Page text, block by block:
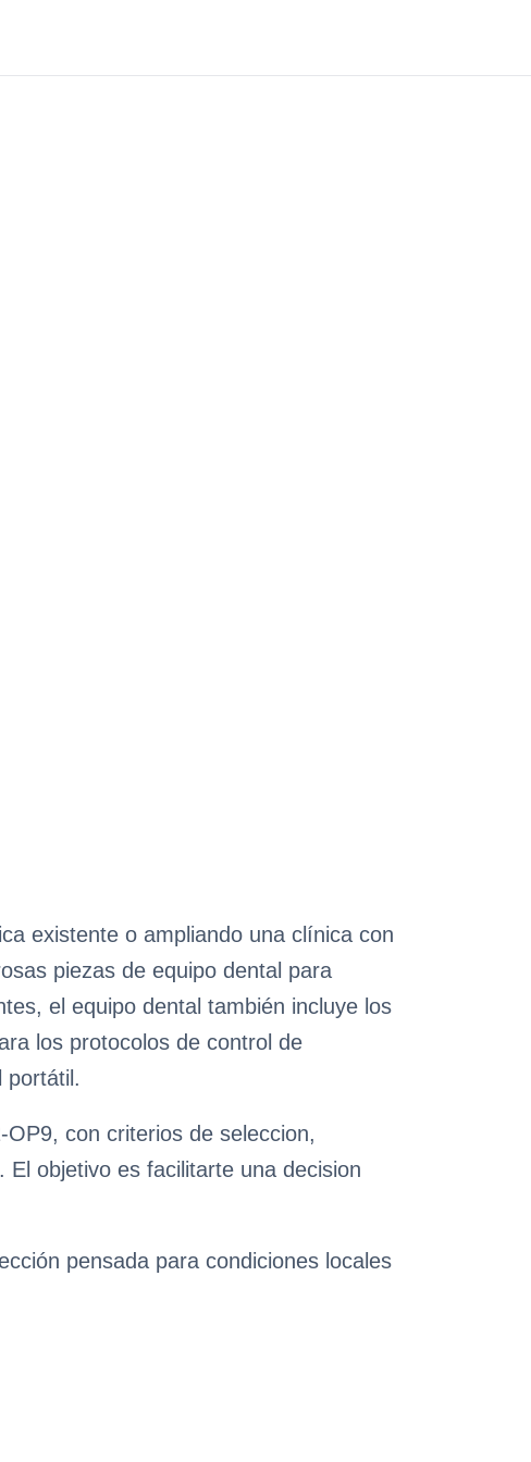
existente o ampliando una clínica con
piezas de equipo dental para
el equipo dental también incluye los
los protocolos de control de
portátil.
con criterios de seleccion,
objetivo es facilitarte una decision
pensada para condiciones locales